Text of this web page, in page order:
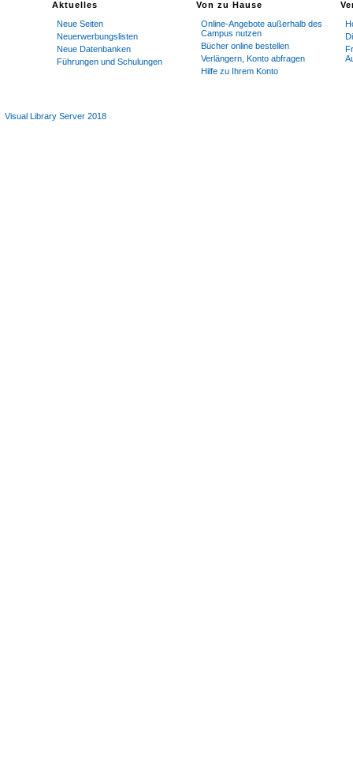
Aktuelles
Neue Seiten
Neuerwerbungslisten
Neue Datenbanken
Führungen und Schulungen
Von zu Hause
Online-Angebote außerhalb des
Campus nutzen
Bücher online bestellen
Verlängern, Konto abfragen
Hilfe zu Ihrem Konto
Visual Library Server 2018